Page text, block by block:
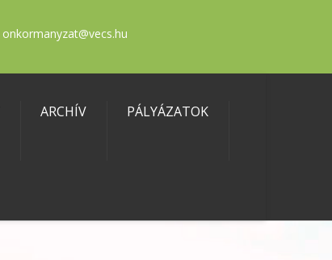
onkormanyzat@vecs.hu
ARCHÍV PÁLYÁZATOK